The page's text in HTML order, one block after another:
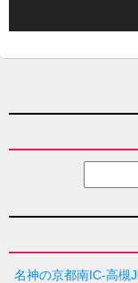
名神の京都南IC-高槻